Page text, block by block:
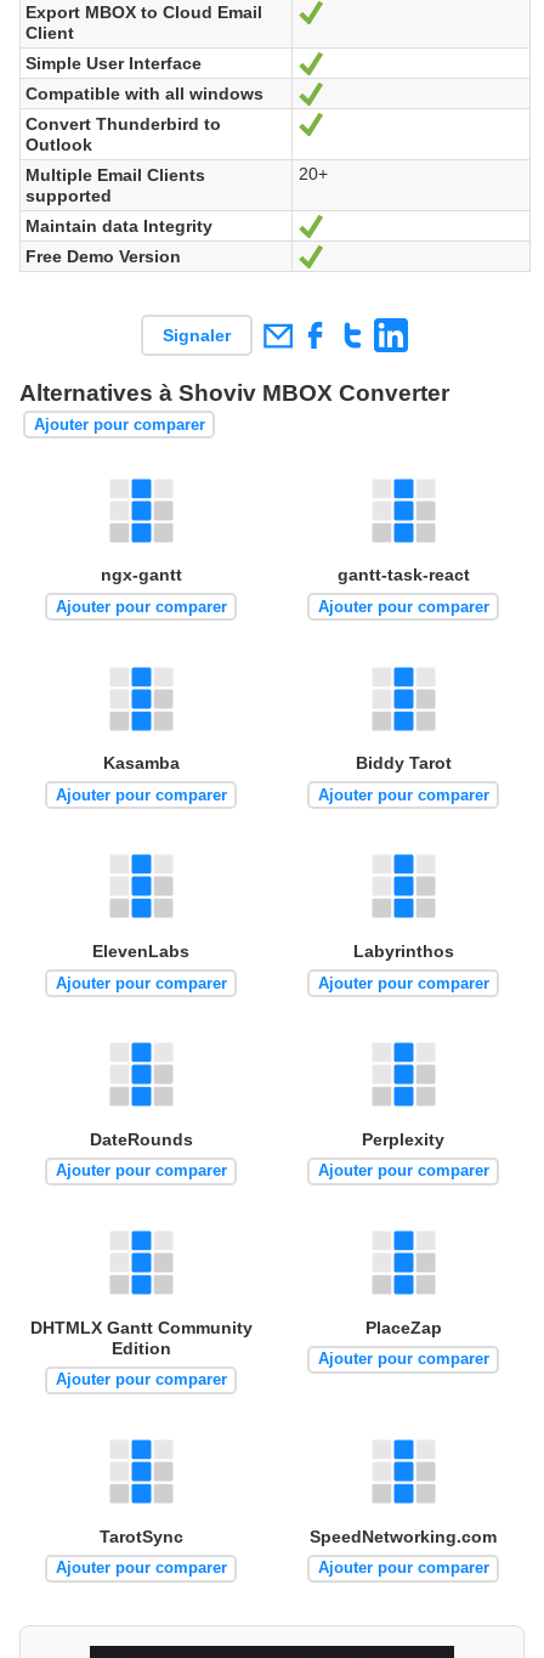
Export MBOX to Cloud Email
Client
Simple User Interface
Oui
Compatible with all windows
Convert Thunderbird to
Outlook
Oui
Multiple Email Clients
supported
20+
Maintain data Integrity
Oui
Free Demo Version
Signaler
Alternatives à Shoviv MBOX Converter
Ajouter pour comparer
ngx-gantt
Ajouter pour comparer
gantt-task-react
Ajouter pour comparer
Kasamba
Ajouter pour comparer
Biddy Tarot
Ajouter pour comparer
ElevenLabs
Ajouter pour comparer
Labyrinthos
Ajouter pour comparer
DateRounds
Ajouter pour comparer
Perplexity
Ajouter pour comparer
DHTMLX Gantt Community
Edition
Ajouter pour comparer
PlaceZap
Ajouter pour comparer
TarotSync
Ajouter pour comparer
SpeedNetworking.com
Ajouter pour comparer